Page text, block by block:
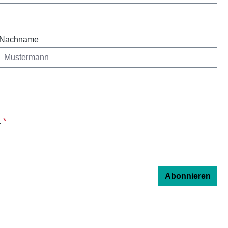
*
Abonnieren